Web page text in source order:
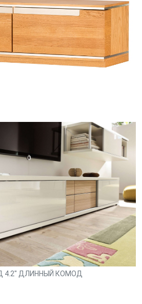
4.2" ДЛИННЫЙ КОМОД